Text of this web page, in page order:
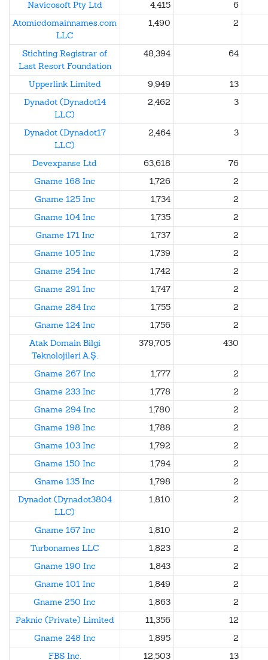
Navicosoft Pty Ltd 4,415
6
Atomicdomainnames.com
LLC
1,490 2
Stichting Registrar of
Last Resort Foundation
48,394 64
Upperlink Limited 9,949
13
Dynadot (Dynadot14
LLC)
2,462 3
Dynadot (Dynadot17
LLC)
2,464 3
Devexpanse Ltd 63,618
76
Gname 168 Inc
1,726
2
Gname 125 Inc
1,734
2
Gname 104 Inc
1,735
2
Gname 171 Inc
1,737
2
Gname 105 Inc
1,739
2
Gname 254 Inc
1,742
2
Gname 291 Inc
1,747
2
Gname 284 Inc
1,755
2
Gname 124 Inc
1,756
2
Atak Domain Bilgi
Teknolojileri A.Ş.
379,705 430
Gname 267 Inc 1,777
2
Gname 233 Inc
1,778
2
Gname 294 Inc
1,780
2
Gname 198 Inc
1,788
2
Gname 103 Inc
1,792
2
Gname 150 Inc
1,794
2
Gname 135 Inc
1,798
2
Dynadot (Dynadot3804
LLC)
1,810 2
Gname 167 Inc 1,810
2
Turbonames LLC
1,823
2
Gname 190 Inc
1,843
2
Gname 101 Inc
1,849
2
Gname 250 Inc
1,863
2
Paknic (Private) Limited
11,356
12
Gname 248 Inc
1,895
2
FBS Inc.
12,503
13